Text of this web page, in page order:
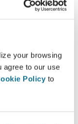
your browsing
agree to our use
Policy to
su privacidad
están